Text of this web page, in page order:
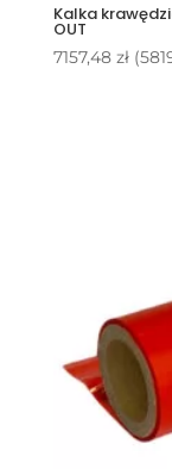
Kalka
OUT
7157,48 zł (